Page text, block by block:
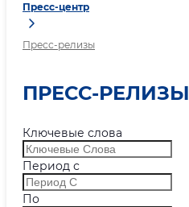
Пресс-центр
Пресс-релизы
ПРЕСС-РЕЛИЗЫ
Ключевые слова
Период с
По